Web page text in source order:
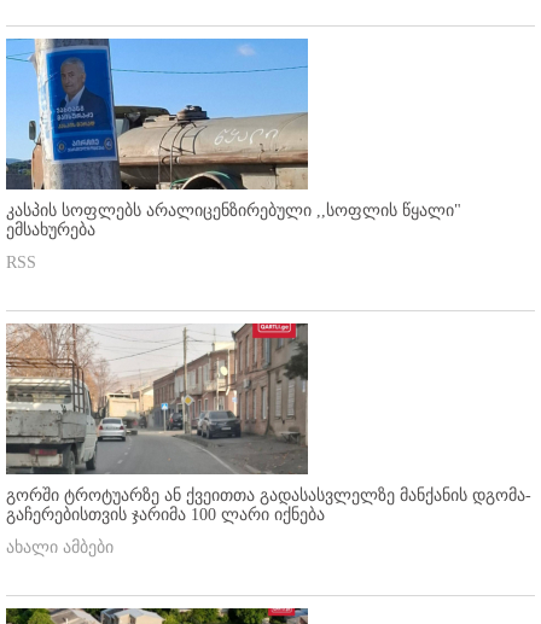
კასპის სოფლებს არალიცენზირებული ,,სოფლის წყალი"
ემსახურება
RSS
გორში ტროტუარზე ან ქვეითთა გადასასვლელზე მანქანის დგომა-
გაჩერებისთვის ჯარიმა 100 ლარი იქნება
ახალი ამბები